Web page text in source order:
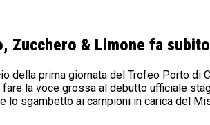
Zucchero & Limone fa
della prima giornata del Trofeo Porto
fare la voce grossa al debutto ufficiale
sgambetto ai campioni in carica del